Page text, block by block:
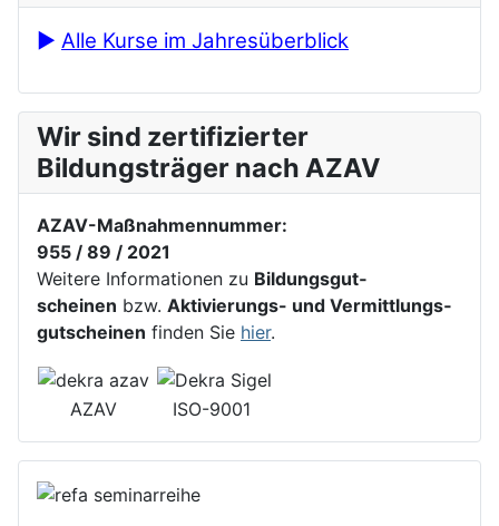
► Alle Kurse im Jahresüberblick
Wir sind zertifizierter
Bildungsträger nach AZAV
AZAV-Maßnahmennummer:
955 / 89 / 2021
Weitere In­for­ma­tionen zu Bil­dungs­gut­
scheinen bzw. Akti­vie­rungs- und Ver­mitt­lungs­
gut­schei­nen fin­den Sie hier.
AZAV ISO-9001